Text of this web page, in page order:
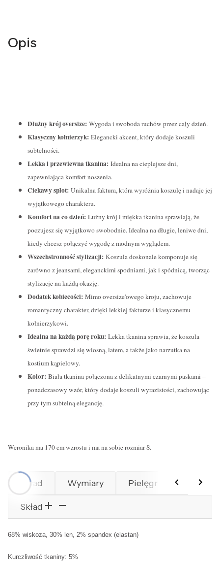
Opis
Dłużny krój oversize: Wygoda i swoboda ruchów przez cały dzień.
Klasyczny kołnierzyk: Elegancki akcent, który dodaje koszuli
subtelności.
Lekka i przewiewna tkanina: Idealna na cieplejsze dni,
zapewniająca komfort noszenia.
Ciekawy splot: Unikalna faktura, która wyróżnia koszulę i nadaje jej
wyjątkowego charakteru.
Komfort na co dzień: Luźny krój i miękka tkanina sprawiają, że
poczujesz się wyjątkowo swobodnie. Idealna na długie, leniwe dni,
kiedy chcesz połączyć wygodę z modnym wyglądem.
Wszechstronność stylizacji: Koszula doskonale komponuje się
zarówno z jeansami, eleganckimi spodniami, jak i spódnicą, tworząc
stylizacje na każdą okazję.
Dodatek kobiecości: Mimo oversize'owego kroju, zachowuje
romantyczny charakter, dzięki lekkiej fakturze i klasycznemu
kołnierzykowi.
Idealna na każdą porę roku: Lekka tkanina sprawia, że koszula
świetnie sprawdzi się wiosną, latem, a także jako narzutka na
kostium kąpielowy.
Kolor: Biała tkanina połączona z delikatnymi czarnymi paskami –
ponadczasowy wzór, który dodaje koszuli wyrazistości, zachowując
przy tym subtelną elegancję.
Weronika ma 170 cm wzrostu i ma na sobie rozmiar S.
Skład Wymiary Pielęgnacja
Skład
68% wiskoza, 30% len, 2% spandex (elastan)
Kurczliwość tkaniny: 5%